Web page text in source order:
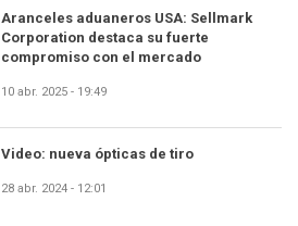
Aranceles aduaneros USA: Sellmark
Corporation destaca su fuerte
compromiso con el mercado
10 abr. 2025 - 19:49
Video: nueva ópticas de tiro
28 abr. 2024 - 12:01